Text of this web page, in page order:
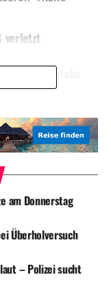
verletzt
Betriebe
am Donnerstag
Überholversuch
– Polizei sucht